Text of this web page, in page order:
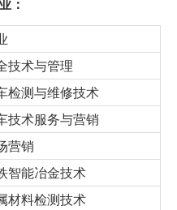
：
技术与管理
检测与维修技术
技术服务与营销
营销
智能冶金技术
材料检测技术